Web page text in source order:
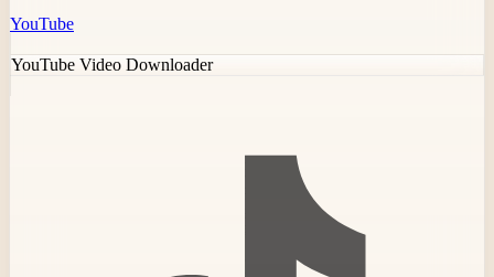
YouTube
YouTube Video Downloader